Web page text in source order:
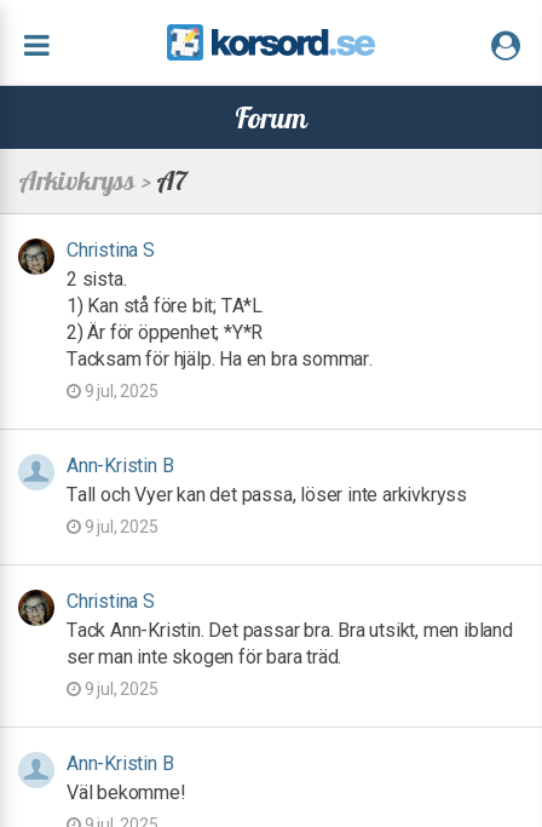
Forum
Arkivkryss >A7
Christina S
2 sista.
1) Kan stå före bit; TA*L
2) Är för öppenhet; *Y*R
Tacksam för hjälp. Ha en bra sommar.
9 jul, 2025
Ann-Kristin B
Tall och Vyer kan det passa, löser inte arkivkryss
9 jul, 2025
Christina S
Tack Ann-Kristin. Det passar bra. Bra utsikt, men ibland
ser man inte skogen för bara träd.
9 jul, 2025
Ann-Kristin B
Väl bekomme!